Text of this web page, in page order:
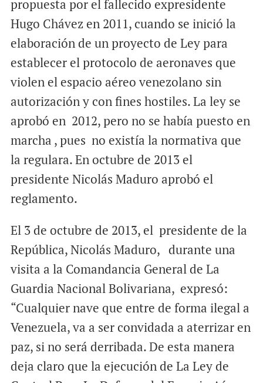
propuesta por el fallecido expresidente
Hugo Chávez en 2011, cuando se inició la
elaboración de un proyecto de Ley para
establecer el protocolo de aeronaves que
violen el espacio aéreo venezolano sin
autorización y con fines hostiles. La ley se
aprobó en 2012, pero no se había puesto en
marcha , pues no existía la normativa que
la regulara. En octubre de 2013 el
presidente Nicolás Maduro aprobó el
reglamento.
El 3 de octubre de 2013, el presidente de la
República, Nicolás Maduro, durante una
visita a la Comandancia General de La
Guardia Nacional Bolivariana, expresó:
“Cualquier nave que entre de forma ilegal a
Venezuela, va a ser convidada a aterrizar en
paz, si no será derribada. De esta manera
deja claro que la ejecución de La Ley de